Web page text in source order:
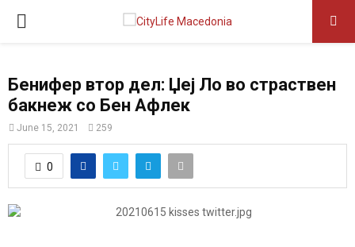
P
I
M
A
Бенифер втор дел: Џеј Ло во страствен
бакнеж со Бен Афлек
June 15, 2021 259
0